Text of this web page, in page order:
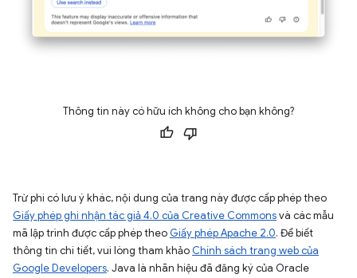
Thông tin này có hữu ích không cho bạn không?
Trừ phi có lưu ý khác, nội dung của trang này được cấp phép theo
Giấy phép ghi nhận tác giả 4.0 của Creative Commonsvà các mẫu
mã lập trình được cấp phép theo Giấy phép Apache 2.0. Để biết
thông tin chi tiết, vui lòng tham khảo Chính sách trang web của
Google Developers. Java là nhãn hiệu đã đăng ký của Oracle